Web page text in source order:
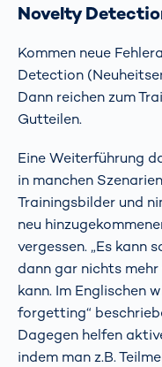
Novelty
Kommen neue
Detection
Dann reichen zum
Gutteilen.
Eine Weiterführung
in manchen
Trainingsbilder und
neu
vergessen. „Es kann
dann gar nichts
kann. Im Englischen
forgetting“
Dagegen helfen
indem man z.B.